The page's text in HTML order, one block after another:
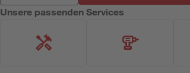
Unsere passenden Services